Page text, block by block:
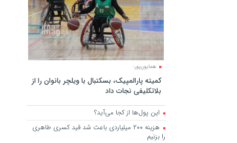
همایون‌پور:
کمیته پارالمپیک، بسکتبال با ویلچر بانوان را از
بلاتکلیفی نجات داد
این پول‌ها از کجا می‌آید؟
هزینه ۲۰۰ میلیاردی باعث شد قید کسری طاهری
را بزنیم